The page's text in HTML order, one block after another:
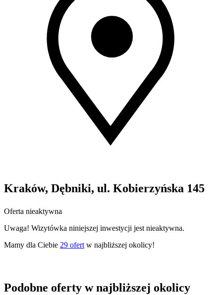
Kraków, Dębniki, ul. Kobierzyńska 145
Oferta nieaktywna
Uwaga! Wizytówka niniejszej inwestycji jest nieaktywna.
Mamy dla Ciebie 29 ofert w najbliższej okolicy!
Podobne oferty w najbliższej okolicy